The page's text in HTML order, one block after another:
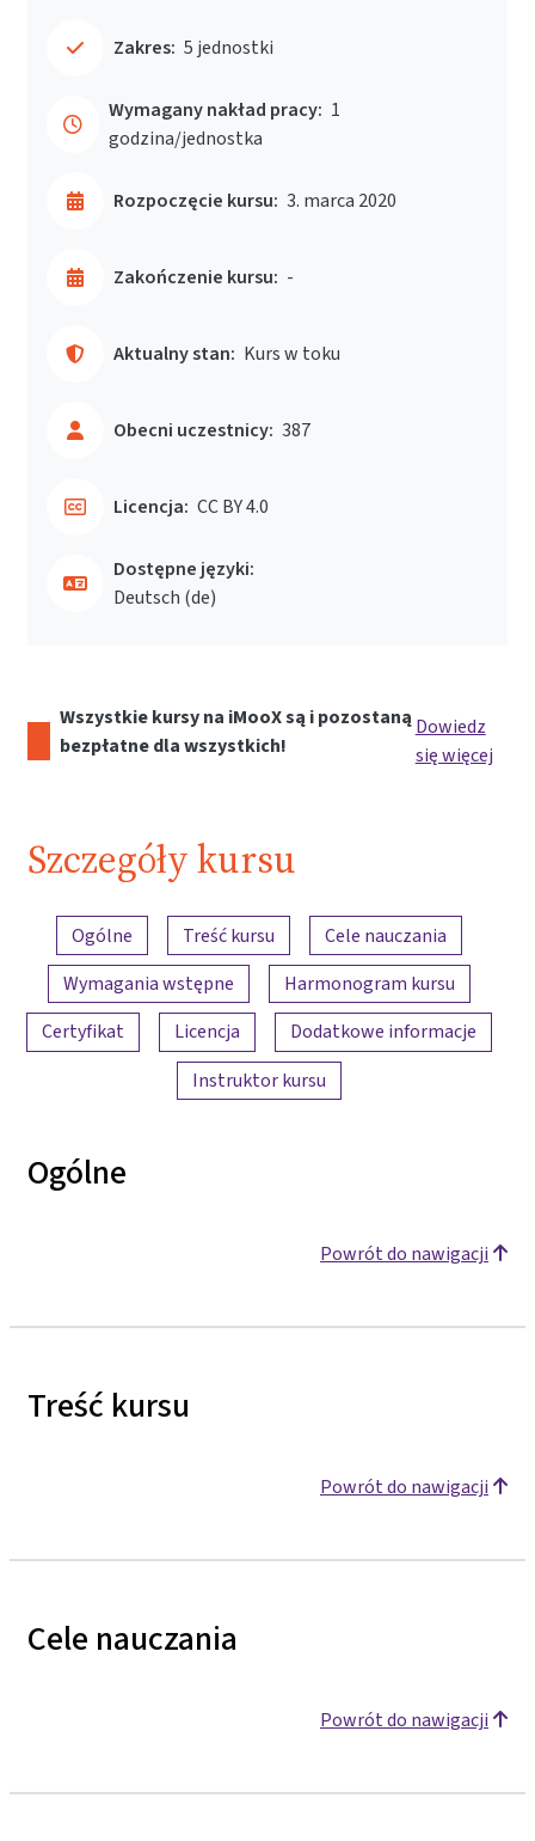
Zakres: 5 jednostki
Wymagany nakład pracy: 1
godzina/jednostka
Rozpoczęcie kursu: 3. marca 2020
Zakończenie kursu: -
Aktualny stan: Kurs w toku
Obecni uczestnicy: 387
Licencja: CC BY 4.0
Dostępne języki:
Deutsch ‎(de)‎
Wszystkie kursy na iMooX są i pozostaną
bezpłatne dla wszystkich!
Dowiedz
się więcej
Szczegóły kursu
Przegląd treści
Ogólne Treść kursu
Cele nauczania
Wymagania wstępne
Harmonogram kursu
Certyfikat
Licencja
Dodatkowe informacje
Instruktor kursu
Ogólne
Powrót do nawigacji
Treść kursu
Powrót do nawigacji
Cele nauczania
Powrót do nawigacji